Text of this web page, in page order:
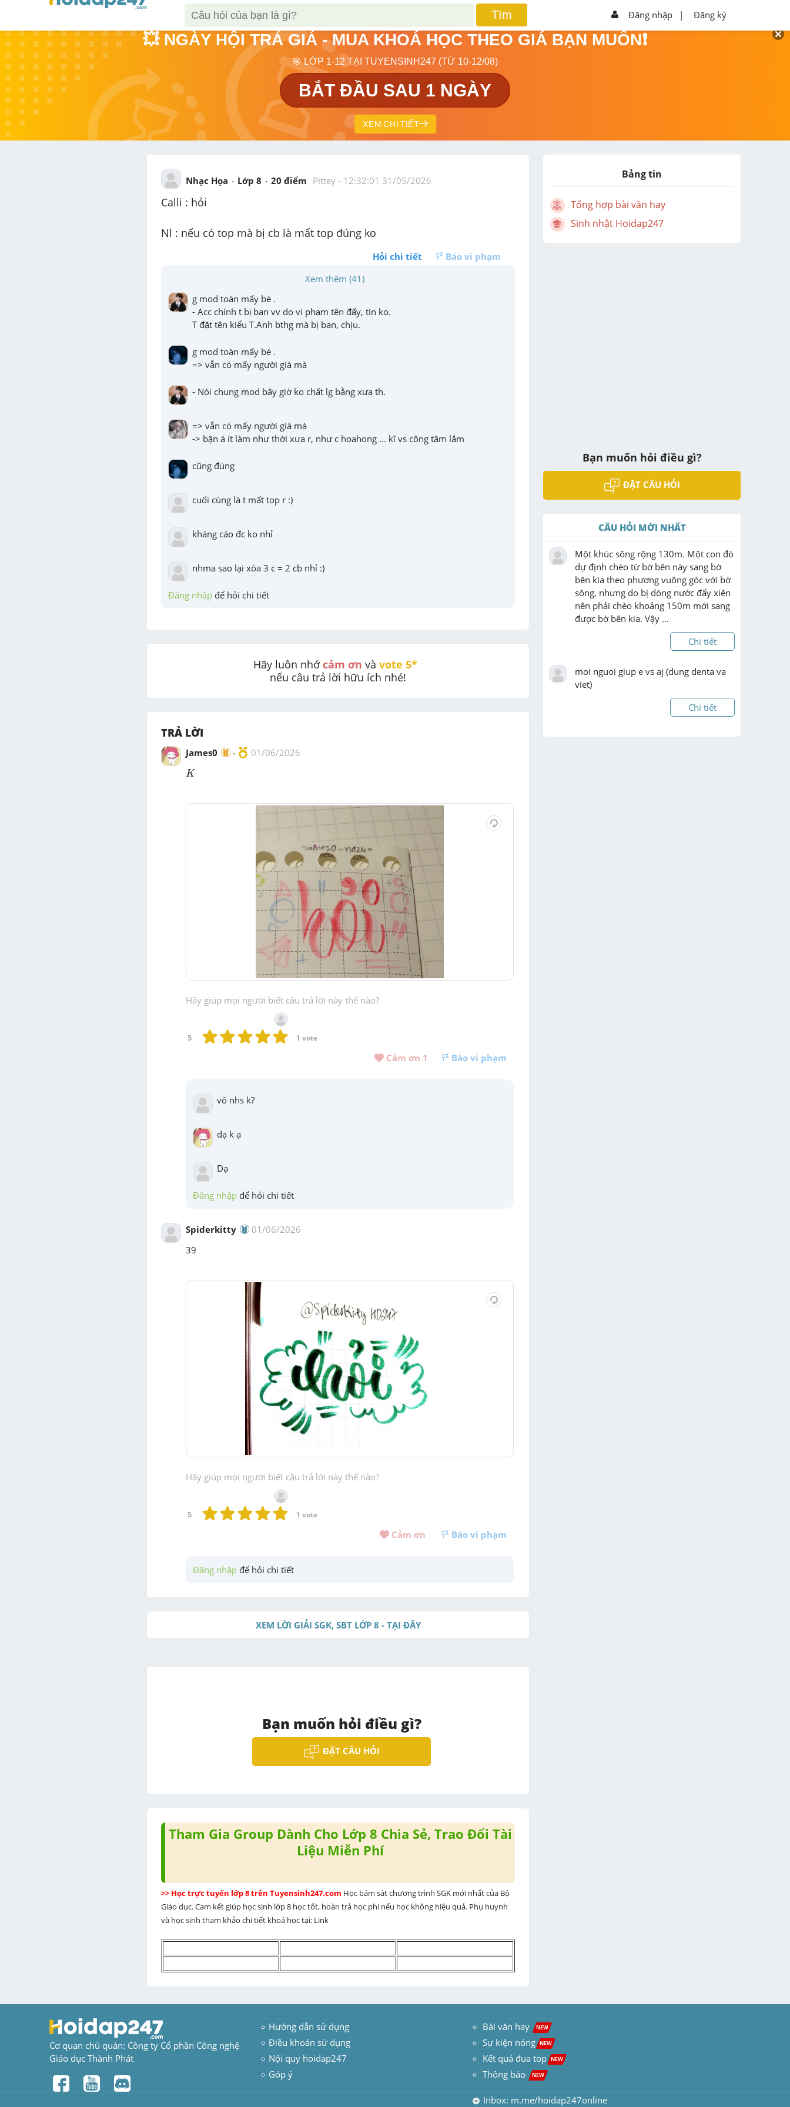
Tìm Đăng nhập | Đăng ký
💥 NGÀY HỘI TRẢ GIÁ - MUA KHOÁ HỌC THEO GIÁ BẠN MUỐN❗
🎯 LỚP 1-12 TẠI TUYENSINH247 (TỪ 10-12/08)
BẮT ĐẦU SAU 1 NGÀY
XEM CHI TIẾT
Nhạc Họa Lớp 8 20 điểm Pittey - 12:32:01 31/05/2026
Calli : hỏi
Nl : nếu có top mà bị cb là mất top đúng ko
Hỏi chi tiết
Báo vi phạm
Xem thêm (41)
g mod toàn mấy bé .
- Acc chính t bị ban vv do vi phạm tên đấy, tin ko.
T đặt tên kiểu T.Anh bthg mà bị ban, chịu.
g mod toàn mấy bé .
=> vẫn có mấy người già mà
- Nói chung mod bây giờ ko chất lg bằng xưa th.
=> vẫn có mấy người già mà
-> bận á ít làm như thời xưa r, như c hoahong ... kĩ vs công tâm lắm
cũng đúng
cuối cùng là t mất top r :)
kháng cáo đc ko nhỉ
nhma sao lại xóa 3 c = 2 cb nhỉ :)
Đăng nhập để hỏi chi tiết
Hãy luôn nhớ cảm ơn và vote 5*
nếu câu trả lời hữu ích nhé!
TRẢ LỜI
James0 01/06/2026
K
K
Hãy giúp mọi người biết câu trả lời này thế nào?
5 1 vote
Cảm ơn 1 Báo vi phạm
vô nhs k?
dạ k ạ
Dạ
Đăng nhập để hỏi chi tiết
Spiderkitty
01/06/2026
39
Hãy giúp mọi người biết câu trả lời này thế nào?
5 1 vote
Cảm ơn Báo vi phạm
Đăng nhập để hỏi chi tiết
XEM LỜI GIẢI SGK, SBT LỚP 8 - TẠI ĐÂY
Bạn muốn hỏi điều gì?
ĐẶT CÂU HỎI
Tham Gia Group Dành Cho Lớp 8 Chia Sẻ, Trao Đổi Tài
Liệu Miễn Phí
>> Học trực tuyến lớp 8 trên Tuyensinh247.com Học bám sát chương trình SGK mới nhất của Bộ
Giáo dục. Cam kết giúp học sinh lớp 8 học tốt, hoàn trả học phí nếu học không hiệu quả. Phụ huynh
và học sinh tham khảo chi tiết khoá học tại: Link
Bảng tin
Tổng hợp bài văn hay
Sinh nhật Hoidap247
Bạn muốn hỏi điều gì?
ĐẶT CÂU HỎI
CÂU HỎI MỚI NHẤT
Một khúc sông rộng 130m. Một con đò
dự định chèo từ bờ bên này sang bờ
bên kia theo phương vuông góc với bờ
sông, nhưng do bị dòng nước đẩy xiên
nên phải chèo khoảng 150m mới sang
được bờ bên kia. Vậy ...
Chi tiết
moi nguoi giup e vs aj (dung denta va
viet)
Chi tiết
Cơ quan chủ quản: Công ty Cổ phần Công nghệ
Giáo dục Thành Phát
Hướng dẫn sử dụng
Điều khoản sử dụng
Nội quy hoidap247
Góp ý
Bài văn hay NEW
Sự kiện nóng NEW
Kết quả đua top NEW
Thông báo NEW
Inbox: m.me/hoidap247online